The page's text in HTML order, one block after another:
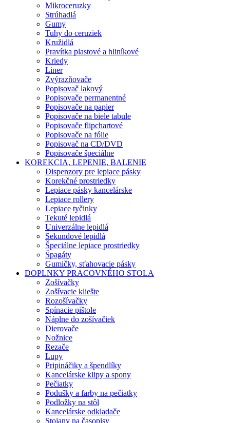
Mikroceruzky
Strúhadlá
Gumy
Tuhy do ceruziek
Kružidlá
Pravítka plastové a hliníkové
Kriedy
Liner
Zvýrazňovače
Popisovač lakový
Popisovače permanentné
Popisovače na papier
Popisovače na biele tabule
Popisovače flipchartové
Popisovače na fólie
Popisovač na CD/DVD
Popisovače špeciálne
KOREKCIA, LEPENIE, BALENIE
Dispenzory pre lepiace pásky
Korekčné prostriedky
Lepiace pásky kancelárske
Lepiace rollery
Lepiace tyčinky
Tekuté lepidlá
Univerzálne lepidlá
Sekundové lepidlá
Špeciálne lepiace prostriedky
Špagáty
Gumičky, sťahovacie pásky
DOPLNKY PRACOVNÉHO STOLA
Zošívačky
Zošívacie kliešte
Rozošívačky
Spínacie pištole
Náplne do zošívačiek
Dierovače
Nožnice
Rezače
Lupy
Pripináčiky a špendlíky
Kancelárske klipy a spony
Pečiatky
Podušky a farby na pečiatky
Podložky na stôl
Kancelárske odkladače
Stojany na časopisy